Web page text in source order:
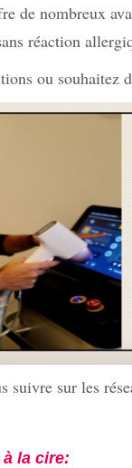
de nombreux
réaction
ou
suivre sur les
la cire: